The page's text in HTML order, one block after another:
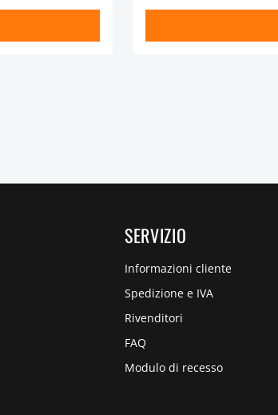
SERVIZIO
Informazioni cliente
Spedizione e IVA
Rivenditori
FAQ
Modulo di recesso